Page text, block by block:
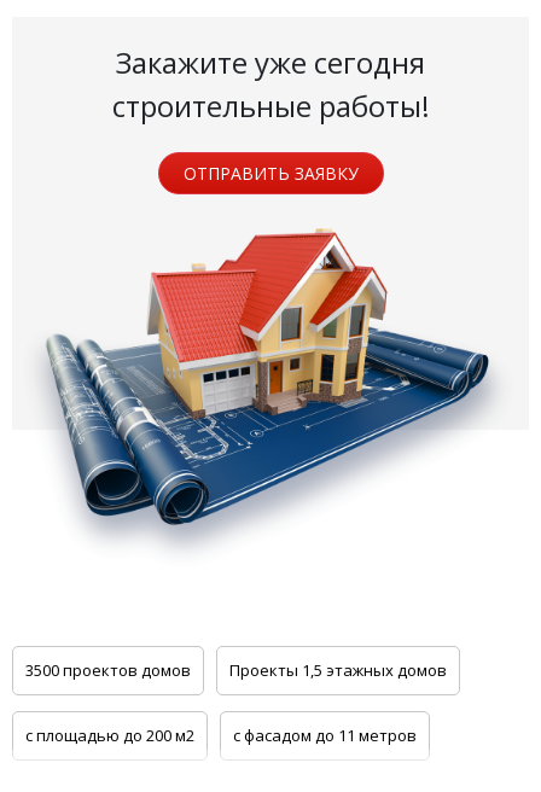
Закажите уже сегодня
строительные работы!
ОТПРАВИТЬ ЗАЯВКУ
3500 проектов домов Проекты 1,5 этажных домов
с площадью до 200 м2 с фасадом до 11 метров